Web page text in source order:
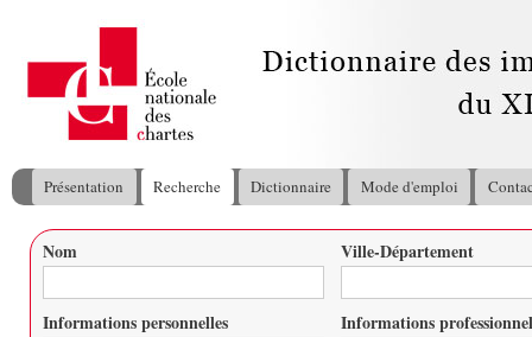
Menu principal
Présentation Recherche Dictionnaire Mode d'emploi
Vous êtes ici
Nom Ville-Département
Informations personnelles Informations